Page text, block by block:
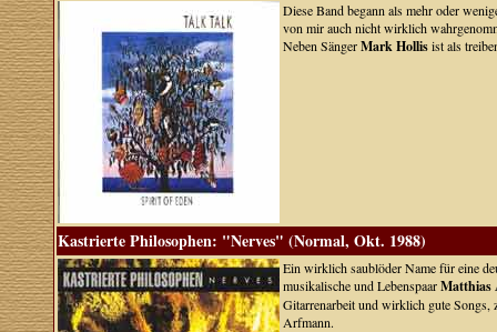
Diese Band begann als mehr oder
von mir auch nicht wirklich
Neben SängerMark Hollisist als
Kastrierte Philosophen: "Nerves" (Normal, Okt. 1988)
Ein wirklich saublöder Name für eine
musikalische und LebenspaarMatthias
Gitarrenarbeit und wirklich gute
Arfmann.